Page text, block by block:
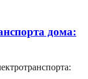
дома: